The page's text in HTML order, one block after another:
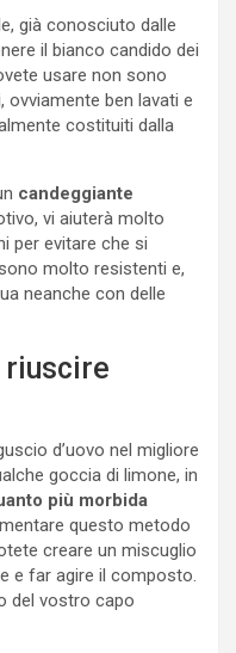
già conosciuto dalle
il bianco candido dei
usare non sono
, ovviamente ben lavati e
costituiti dalla
candeggiante
vi aiuterà molto
per evitare che si
molto resistenti e,
neanche con delle
riuscire
d’uovo nel migliore
goccia di limone, in
più morbida
questo metodo
creare un miscuglio
e far agire il composto.
del vostro capo